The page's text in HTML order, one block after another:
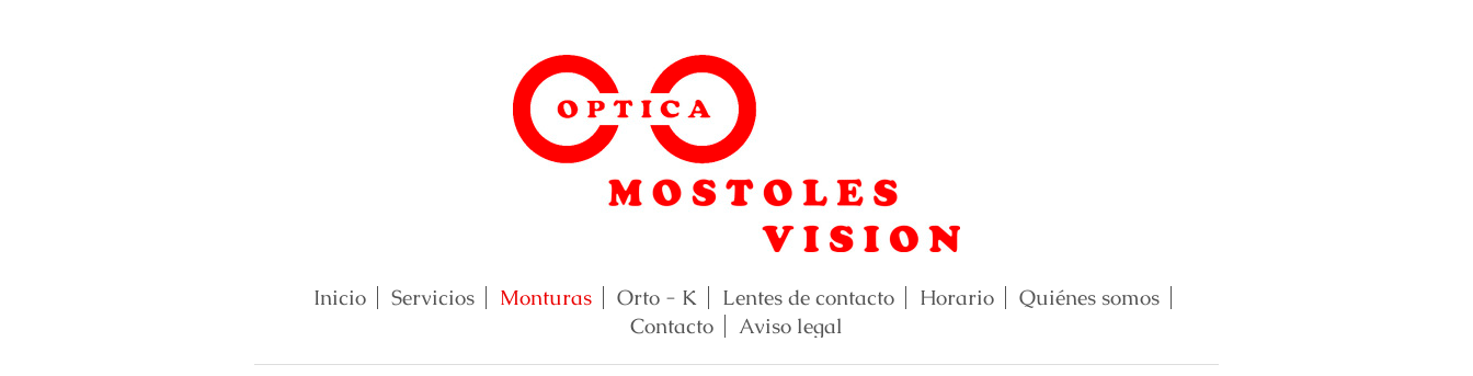
Inicio Servicios Monturas Orto - K Lentes de contacto Horario
Quiénes somos
Contacto
Aviso legal